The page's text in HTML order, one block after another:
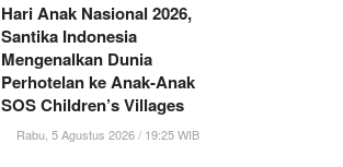
Hari Anak Nasional 2026,
Santika Indonesia
Mengenalkan Dunia
Perhotelan ke Anak-Anak
SOS Children’s Villages
Rabu, 5 Agustus 2026 / 19:25 WIB